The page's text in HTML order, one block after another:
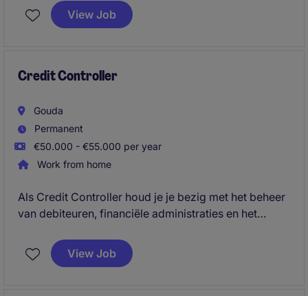
gerelateerde zaken voor deze portefeuille
afhandelen.
View Job
Credit Controller
Gouda
Permanent
€50.000 - €55.000 per year
Work from home
Als Credit Controller houd je je bezig met het beheer
van debiteuren, financiële administraties en het
ondersteun je bij financiële rapportages,
maandafsluitingen en het optimaliseren van
View Job